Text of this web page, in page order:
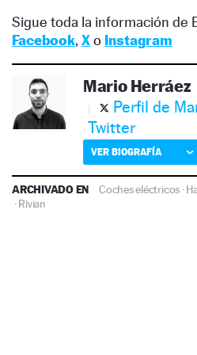
Sigue toda la información de
Facebook, Xo Instagram
Mario Herráez
Perfil de
Twitter
VER BIOGRAFÍA
ARCHIVADO EN Coches eléctricos ·
·Rivian